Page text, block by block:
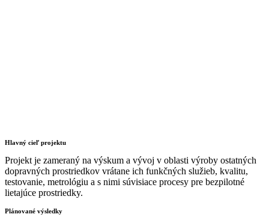
Hlavný cieľ projektu
Projekt je zameraný na výskum a vývoj v oblasti výroby ostatných
dopravných prostriedkov vrátane ich funkčných služieb, kvalitu,
testovanie, metrológiu a s nimi súvisiace procesy pre bezpilotné
lietajúce prostriedky.
Plánované výsledky